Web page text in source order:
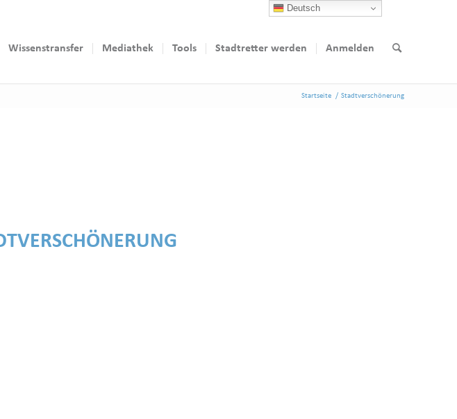
Wissenstransfer Mediathek Tools Stadtretter werden Anmelden
Startseite / Stadtverschönerung
Deutsch